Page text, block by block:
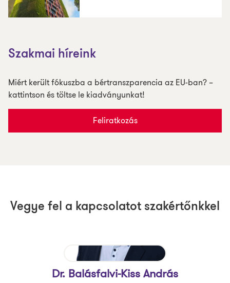
Szakmai híreink
Miért került fókuszba a bértranszparencia az EU-ban? –
kattintson és töltse le kiadványunkat!
Feliratkozás
Vegye fel a kapcsolatot szakértőnkkel
Dr. Balásfalvi-Kiss András